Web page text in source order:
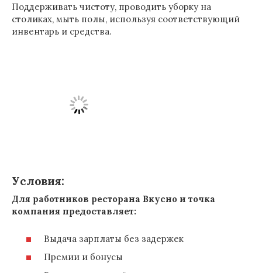
Поддерживать чистоту, проводить уборку на
столиках, мыть полы, используя соответствующий
инвентарь и средства.
Условия:
Для работников ресторана Вкусно и точка
компания предоставляет:
Выдача зарплаты без задержек
Премии и бонусы